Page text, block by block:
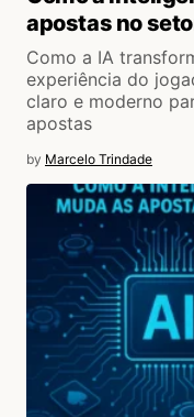
apostas no
Como a IA
experiência do
claro e moderno
apostas
by Marcelo Trindade